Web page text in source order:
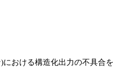
における構造化出力の不具合を